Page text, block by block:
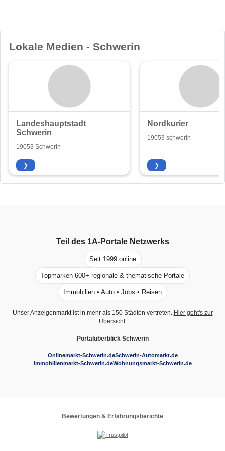
Lokale Medien - Schwerin
Landeshauptstadt
Schwerin
19053 Schwerin
❯
Nordkurier
19053 schwerin
❯
Teil des 1A-PortaleNetzwerks
Seit 1999 online
Topmarken 600+ regionale & thematische Portale
Immobilien • Auto • Jobs • Reisen
Unser Anzeigenmarkt ist in mehr als 150 Städten vertreten. Hier geht's zur
Übersicht.
Portalüberblick Schwerin
Onlinemarkt-Schwerin.deSchwerin-Automarkt.de
Immobilienmarkt-Schwerin.deWohnungsmarkt-Schwerin.de
Bewertungen & Erfahrungsberichte